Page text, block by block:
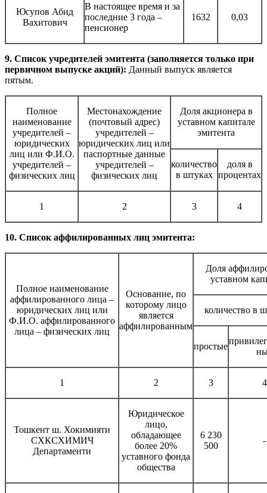
Юсупов Абид
Вахитович
В настоящее время и за
последние 3 года –
пенсионер
1632 0,03
9. Список учредителей эмитента (заполняется только при
первичном выпуске акций): Данный выпуск является
пятым.
Полное
наименование
учредителей –
юридических
лиц или Ф.И.О.
учредителей –
физических лиц
Местонахождение
(почтовый адрес)
учредителей –
юридических лиц или
паспортные данные
учредителей –
физических лиц
Доля акционера в
уставном капитале
эмитента
количество
в штуках
доля в
процентах
1 2 3 4
10. Список аффилированных лиц эмитента:
Полное наименование
аффилированного лица –
юридических лиц или
Ф.И.О. аффилированного
лица – физических лиц
Основание, по
которому лицо
является
аффилированным
Доля
уставном
количество в
простые
1 2 3 4
Тошкент ш. Хокимияти
СХКСХИМИЧ
Департаменти
Юридическое
лицо,
обладающее
более 20%
уставного фонда
общества
6 230
500
-